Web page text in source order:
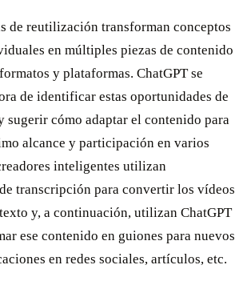
de reutilización transforman conceptos
en múltiples piezas de contenido
y plataformas. ChatGPT se
de identificar estas oportunidades de
cómo adaptar el contenido para
alcance y participación en varios
inteligentes utilizan
transcripción para convertir los vídeos
y, a continuación, utilizan ChatGPT
ese contenido en guiones para nuevos
en redes sociales, artículos, etc.